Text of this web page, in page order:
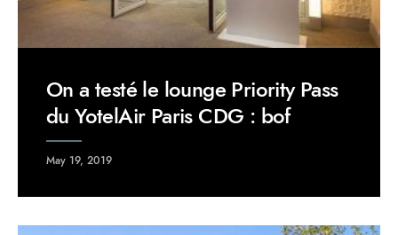
On a testé le lounge Priority Pass
du YotelAir Paris CDG : bof
May 19, 2019